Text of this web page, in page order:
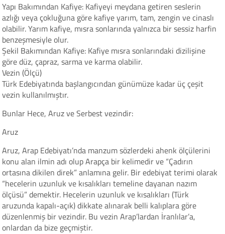
Yapı Bakımından Kafiye: Kafiyeyi meydana getiren seslerin
azlığı veya çokluğuna göre kafiye yarım, tam, zengin ve cinaslı
olabilir. Yarım kafiye, mısra sonlarında yalnızca bir sessiz harfin
benzeşmesiyle olur.
Şekil Bakımından Kafiye: Kafiye mısra sonlarındaki dizilişine
göre düz, çapraz, sarma ve karma olabilir.
Vezin (Ölçü)
Türk Edebiyatında başlangıcından günümüze kadar üç çeşit
vezin kullanılmıştır.
Bunlar Hece, Aruz ve Serbest vezindir:
Aruz
Aruz, Arap Edebiyatı’nda manzum sözlerdeki ahenk ölçülerini
konu alan ilmin adı olup Arapça bir kelimedir ve “Çadırın
ortasına dikilen direk” anlamına gelir. Bir edebiyat terimi olarak
“hecelerin uzunluk ve kısalıkları temeline dayanan nazım
ölçüsü” demektir. Hecelerin uzunluk ve kısalıkları (Türk
aruzunda kapalı-açık) dikkate alınarak belli kalıplara göre
düzenlenmiş bir vezindir. Bu vezin Arap’lardan İranlılar’a,
onlardan da bize geçmiştir.